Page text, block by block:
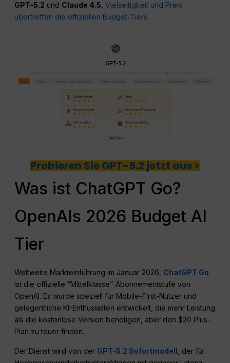
GPT-5.2 und Claude 4.5 ,Vielseitigkeit und Preis
übertreffen die offiziellen Budget-Tiers.
Probieren Sie GPT-5.2 jetzt aus >
Was ist ChatGPT Go?
OpenAIs 2026 Budget AI
Tier
Weltweite Markteinführung im Januar 2026, ChatGPT Go
ist die offizielle “Mittelklasse”-Abonnementstufe von
OpenAI. Es wurde speziell für Mobile-First-Nutzer und
gelegentliche KI-Enthusiasten entwickelt, die mehr Leistung
als die kostenlose Version benötigen, aber den $20 Plus-
Plan zu teuer finden.
Der Dienst wird von der GPT-5.2 Sofortmodell , der für